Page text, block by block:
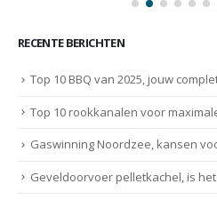
RECENTE BERICHTEN
Top 10 BBQ van 2025, jouw
Top 10 rookkanalen voor
Gaswinning Noordzee, kansen
Geveldoorvoer pelletkachel, is